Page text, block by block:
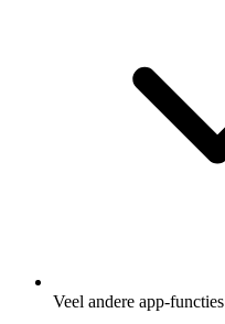
Veel andere app-functies